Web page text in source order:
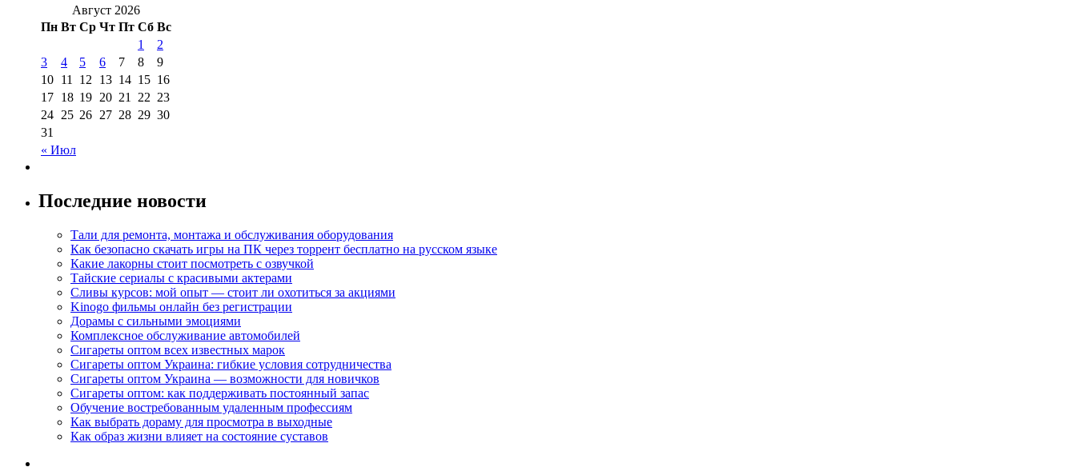
Август 2026
Пн Вт Ср Чт Пт Сб Вс
« Июл
1
2
3
4 5 6 7 8
9
10 11 12 13 14 15 16
17 18 19 20 21 22 23
24 25 26 27 28 29 30
31
Последние новости
Тали для ремонта, монтажа и обслуживания оборудования
Как безопасно скачать игры на ПК через торрент бесплатно на русском языке
Какие лакорны стоит посмотреть с озвучкой
Тайские сериалы с красивыми актерами
Сливы курсов: мой опыт — стоит ли охотиться за акциями
Kinogo фильмы онлайн без регистрации
Дорамы с сильными эмоциями
Комплексное обслуживание автомобилей
Сигареты оптом всех известных марок
Сигареты оптом Украина: гибкие условия сотрудничества
Сигареты оптом Украина — возможности для новичков
Сигареты оптом: как поддерживать постоянный запас
Обучение востребованным удаленным профессиям
Как выбрать дораму для просмотра в выходные
Как образ жизни влияет на состояние суставов